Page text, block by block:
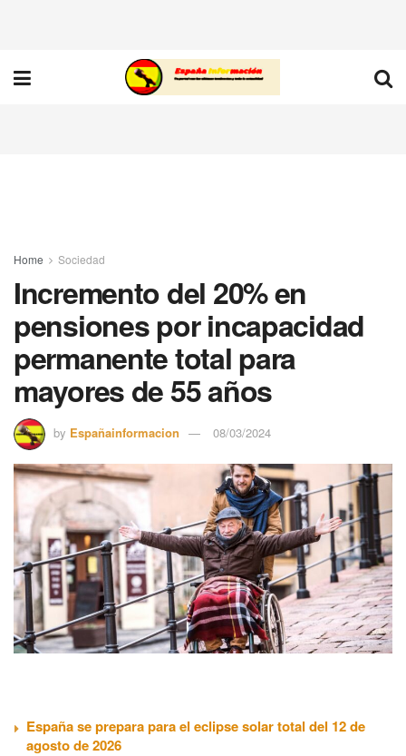
Home Sociedad
Incremento del 20% en
pensiones por incapacidad
permanente total para
mayores de 55 años
by Españainformacion 08/03/2024
España se prepara para el eclipse solar total del 12 de
agosto de 2026